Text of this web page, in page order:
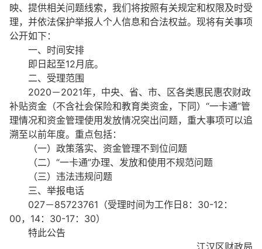
映、提供相关问题线索，我们将按照有关规定和权限及时受
理，并依法保护举报人个人信息和合法权益。现将有关事项
公开如下：
一、时间安排
即日起至12月底。
二、受理范围
2020－2021年，中央、省、市、区各类惠民惠农财政
补贴资金（不含社会保险和教育类资金，下同）“一卡通”管
理情况和资金管理使用发放情况突出问题，重大事项可以追
溯至以前年度。重点包括：
（一）政策落实、资金管理不到位问题
（二）“一卡通”办理、发放和使用不规范问题
（三）违法违规问题
三、举报电话
027－85723761（受理时间为工作日8：30-12：
00，14：30-17：30）
特此公告
江汉区财政局